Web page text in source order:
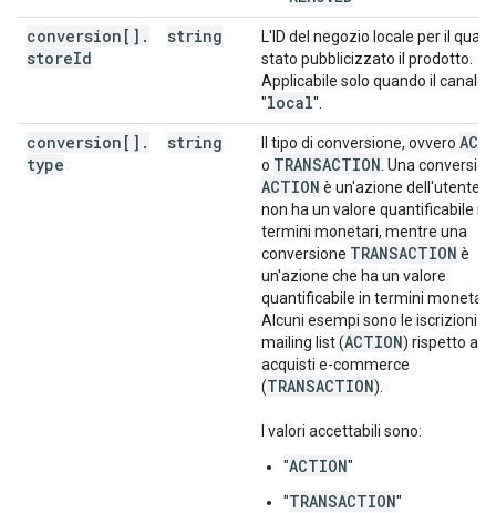
conversion[] .
storeId
string
L'ID del negozio locale per il quale
stato pubblicizzato il prodotto.
Applicabile solo quando il canale
"local".
conversion[] .
type
string Il tipo di conversione, ovvero
o TRANSACTION . Una
ACTION è un'azione dell'utente
non ha un valore quantificabile in
termini monetari, mentre una
conversione TRANSACTION è
un'azione che ha un valore
quantificabile in termini monetari.
Alcuni esempi sono le iscrizioni
mailing list (ACTION) rispetto agli
acquisti e-commerce
(TRANSACTION).
I valori accettabili sono:
"ACTION"
"TRANSACTION"